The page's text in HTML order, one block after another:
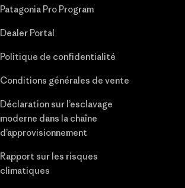
Patagonia Pro Program
Dealer Portal
Politique de confidentialité
Conditions générales de vente
Déclaration sur l’esclavage
moderne dans la chaîne
d’approvisionnement
Rapport sur les risques
climatiques